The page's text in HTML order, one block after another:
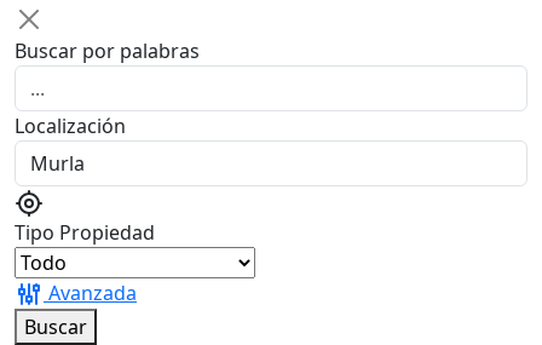
Buscar por palabras
Localización
Tipo Propiedad
Avanzada
Buscar